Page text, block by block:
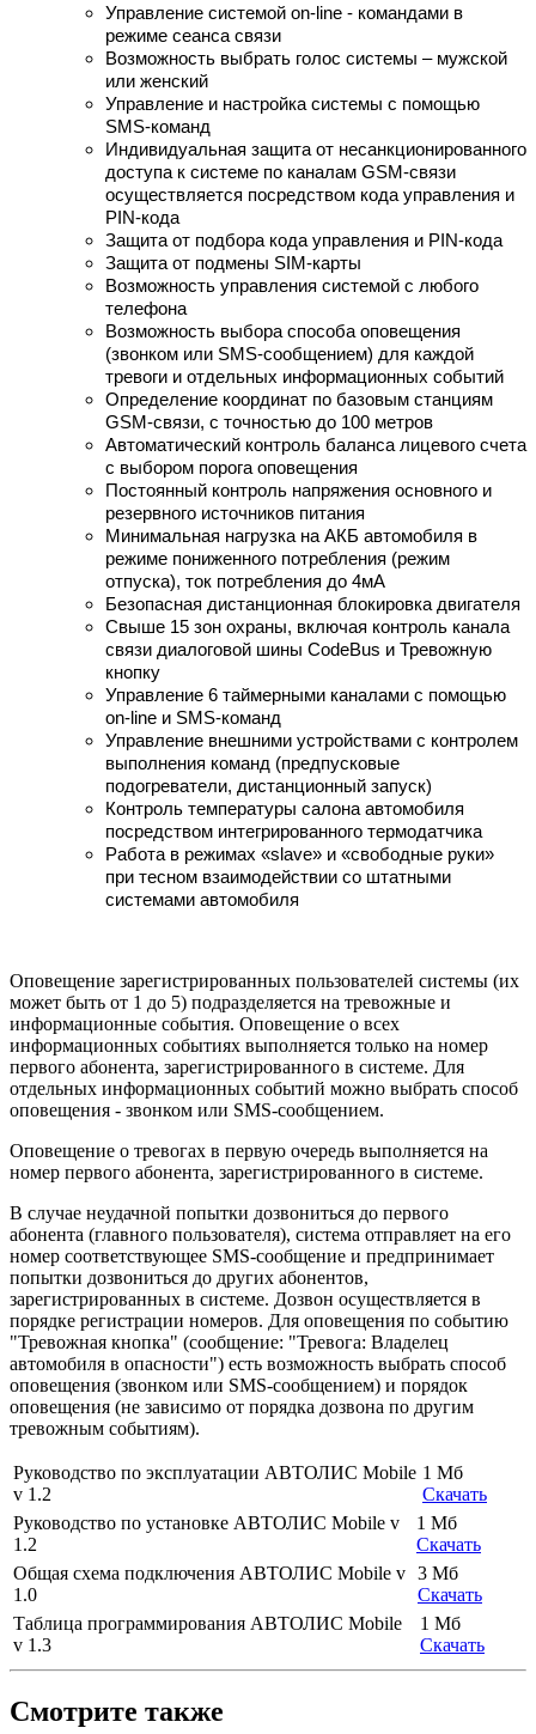
Управление системой on-line - командами в
режиме сеанса связи
Возможность выбрать голос системы – мужской
или женский
Управление и настройка системы с помощью
SMS-команд
Индивидуальная защита от несанкционированного
доступа к системе по каналам GSM-связи
осуществляется посредством кода управления и
PIN-кода
Защита от подбора кода управления и PIN-кода
Защита от подмены SIM-карты
Возможность управления системой с любого
телефона
Возможность выбора способа оповещения
(звонком или SMS-сообщением) для каждой
тревоги и отдельных информационных событий
Определение координат по базовым станциям
GSM-связи, с точностью до 100 метров
Автоматический контроль баланса лицевого счета
с выбором порога оповещения
Постоянный контроль напряжения основного и
резервного источников питания
Минимальная нагрузка на АКБ автомобиля в
режиме пониженного потребления (режим
отпуска), ток потребления до 4мА
Безопасная дистанционная блокировка двигателя
Свыше 15 зон охраны, включая контроль канала
связи диалоговой шины CodeBus и Тревожную
кнопку
Управление 6 таймерными каналами с помощью
on-line и SMS-команд
Управление внешними устройствами с контролем
выполнения команд (предпусковые
подогреватели, дистанционный запуск)
Контроль температуры салона автомобиля
посредством интегрированного термодатчика
Работа в режимах «slave» и «свободные руки»
при тесном взаимодействии со штатными
системами автомобиля
Оповещение зарегистрированных пользователей системы (их
может быть от 1 до 5) подразделяется на тревожные и
информационные события. Оповещение о всех
информационных событиях выполняется только на номер
первого абонента, зарегистрированного в системе. Для
отдельных информационных событий можно выбрать способ
оповещения - звонком или SMS-сообщением.
Оповещение о тревогах в первую очередь выполняется на
номер первого абонента, зарегистрированного в системе.
В случае неудачной попытки дозвониться до первого
абонента (главного пользователя), система отправляет на его
номер соответствующее SMS-сообщение и предпринимает
попытки дозвониться до других абонентов,
зарегистрированных в системе. Дозвон осуществляется в
порядке регистрации номеров. Для оповещения по событию
"Тревожная кнопка" (сообщение: "Тревога: Владелец
автомобиля в опасности") есть возможность выбрать способ
оповещения (звонком или SMS-сообщением) и порядок
оповещения (не зависимо от порядка дозвона по другим
тревожным событиям).
Руководство по эксплуатации АВТОЛИС Mobile
v 1.2
1 Мб
Скачать
Руководство по установке АВТОЛИС Mobile v
1.2
1 Мб
Скачать
Общая схема подключения АВТОЛИС Mobile v
1.0
3 Мб
Скачать
Таблица программирования АВТОЛИС Mobile
v 1.3
1 Мб
Скачать
Смотрите также